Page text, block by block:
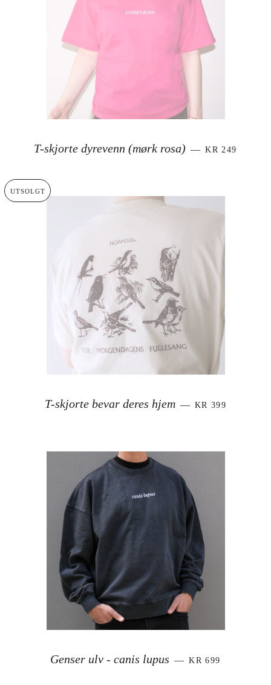
T-skjorte dyrevenn (mørk rosa) — VANLIG PRIS
KR 249
UTSOLGT
T-skjorte bevar deres hjem — VANLIG PRIS
KR 399
Genser ulv - canis lupus — VANLIG PRIS
KR 699